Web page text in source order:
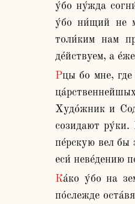
у́бо ну́жда
у́бо ни́щий не
толи́ким нам
де́йствуем, а
Рцы бо мне, где хоте́л бы храм име́ти, зде у́бо, или́ в пусты́ни, или́ во еди́ном от градо́в ма́лых? Аз бо не мню, но в
Худо́жник и
созидают ру́ки.
пе́рскую вел бы
еси́ неве́дению
Ка́ко у́бо на земли́ са́мое сие́ твори́ши, его́же ма́ло по́слеже оста́виши? Но де́тем оста́влю рече́. Но и они́ ма́ло
по́слежде